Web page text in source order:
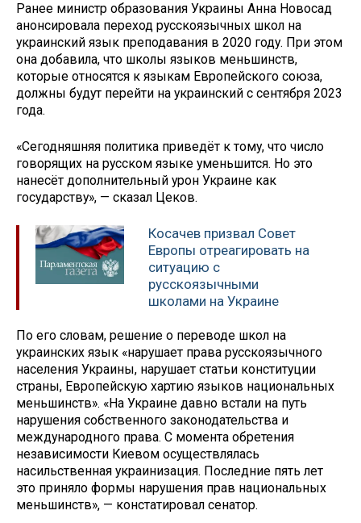
Ранее министр образования Украины Анна Новосад
анонсировала переход русскоязычных школ на
украинский язык преподавания в 2020 году. При этом
она добавила, что школы языков меньшинств,
которые относятся к языкам Европейского союза,
должны будут перейти на украинский с сентября 2023
года.
«Сегодняшняя политика приведёт к тому, что число
говорящих на русском языке уменьшится. Но это
нанесёт дополнительный урон Украине как
государству», — сказал Цеков.
Косачев призвал Совет
Европы отреагировать на
ситуацию с
русскоязычными
школами на Украине
По его словам, решение о переводе школ на
украинских язык «нарушает права русскоязычного
населения Украины, нарушает статьи конституции
страны, Европейскую хартию языков национальных
меньшинств». «На Украине давно встали на путь
нарушения собственного законодательства и
международного права. С момента обретения
независимости Киевом осуществлялась
насильственная украинизация. Последние пять лет
это приняло формы нарушения прав национальных
меньшинств», — констатировал сенатор.